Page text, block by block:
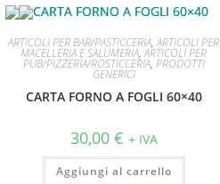
ARTICOLI PER BAR/PASTICCERIA,ARTICOLI PER
MACELLERIA E SALUMERIA,ARTICOLI PER
PUB/PIZZERIA/ROSTICCERIA, PRODOTTI
GENERICI
CARTA FORNO A FOGLI 60×40
30,00 € + IVA
Aggiungi al carrello